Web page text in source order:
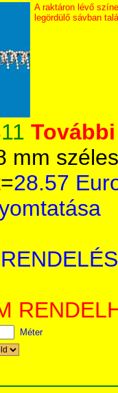
A raktáron lévő
legördülő sávban
mm széles
=28.57
Méter